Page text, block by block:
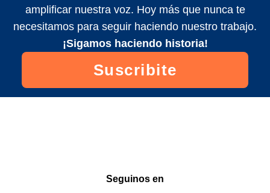
amplificar nuestra voz. Hoy más que nunca te
necesitamos para seguir haciendo nuestro trabajo.
¡Sigamos haciendo historia!
Suscribite
Seguinos en